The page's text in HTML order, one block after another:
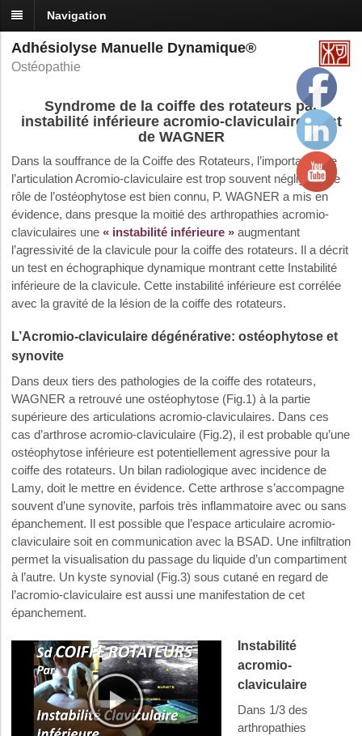
Navigation
Adhésiolyse Manuelle Dynamique®
Ostéopathie
Syndrome de la coiffe des rotateurs par
instabilité inférieure acromio-claviculaire: Test
de WAGNER
Dans la souffrance de la Coiffe des Rotateurs, l’importance de
l’articulation Acromio-claviculaire est trop souvent négligé. Si le
rôle de l’ostéophytose est bien connu, P. WAGNER a mis en
évidence, dans presque la moitié des arthropathies acromio-
claviculaires une « instabilité inférieure » augmentant
l’agressivité de la clavicule pour la coiffe des rotateurs. Il a décrit
un test en échographique dynamique montrant cette Instabilité
inférieure de la clavicule. Cette instabilité inférieure est corrélée
avec la gravité de la lésion de la coiffe des rotateurs.
L’Acromio-claviculaire dégénérative: ostéophytose et
synovite
Dans deux tiers des pathologies de la coiffe des rotateurs,
WAGNER a retrouvé une ostéophytose (Fig.1) à la partie
supérieure des articulations acromio-claviculaires. Dans ces
cas d’arthrose acromio-claviculaire (Fig.2), il est probable qu’une
ostéophytose inférieure est potentiellement agressive pour la
coiffe des rotateurs. Un bilan radiologique avec incidence de
Lamy, doit le mettre en évidence. Cette arthrose s’accompagne
souvent d’une synovite, parfois très inflammatoire avec ou sans
épanchement. Il est possible que l’espace articulaire acromio-
claviculaire soit en communication avec la BSAD. Une infiltration
permet la visualisation du passage du liquide d’un compartiment
à l’autre. Un kyste synovial (Fig.3) sous cutané en regard de
l’acromio-claviculaire est aussi une manifestation de cet
épanchement.
Instabilité
acromio-
claviculaire
Dans 1/3 des
arthropathies